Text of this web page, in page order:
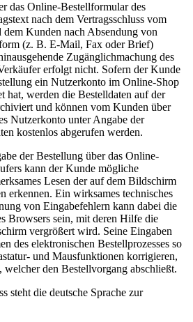
das Online-Bestellformular des
nach dem Vertragsschluss vom
dem Kunden nach Absendung von
(z. B. E-Mail, Fax oder Brief)
Zugänglichmachung des
erfolgt nicht. Sofern der Kunde
ein Nutzerkonto im Online-Shop
hat, werden die Bestelldaten auf der
und können vom Kunden über
Nutzerkonto unter Angabe der
kostenlos abgerufen werden.
der Bestellung über das Online-
kann der Kunde mögliche
Lesen der auf dem Bildschirm
erkennen. Ein wirksames technisches
von Eingabefehlern kann dabei die
Browsers sein, mit deren Hilfe die
vergrößert wird. Seine Eingaben
des elektronischen Bestellprozesses so
und Mausfunktionen korrigieren,
den Bestellvorgang abschließt.
steht die deutsche Sprache zur